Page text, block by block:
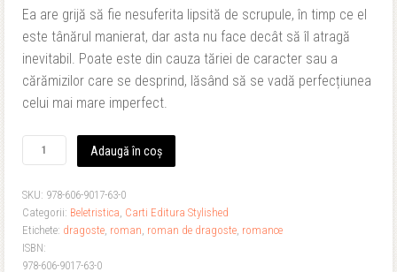
Ea are grijă să fie nesuferita lipsită de scrupule, în timp ce el
este tânărul manierat, dar asta nu face decât să îl atragă
inevitabil. Poate este din cauza tăriei de caracter sau a
cărămizilor care se desprind, lăsând să se vadă perfecțiunea
celui mai mare imperfect.
opuși
-
Bianca
E.
Adaugă în coș
SKU: 978-606-9017-63-0
Categorii: Beletristica Carti Editura Stylished
Etichete: dragoste roman roman de dragoste romance
ISBN:
978-606-9017-63-0